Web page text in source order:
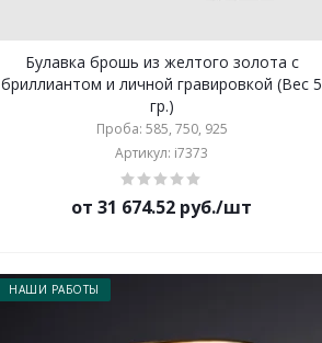
Булавка брошь из желтого золота с
бриллиантом и личной гравировкой (Вес 5
гр.)
Проба: 585, 750, 925
Артикул: i7373
от 31 674.52 руб./шт
НАШИ РАБОТЫ